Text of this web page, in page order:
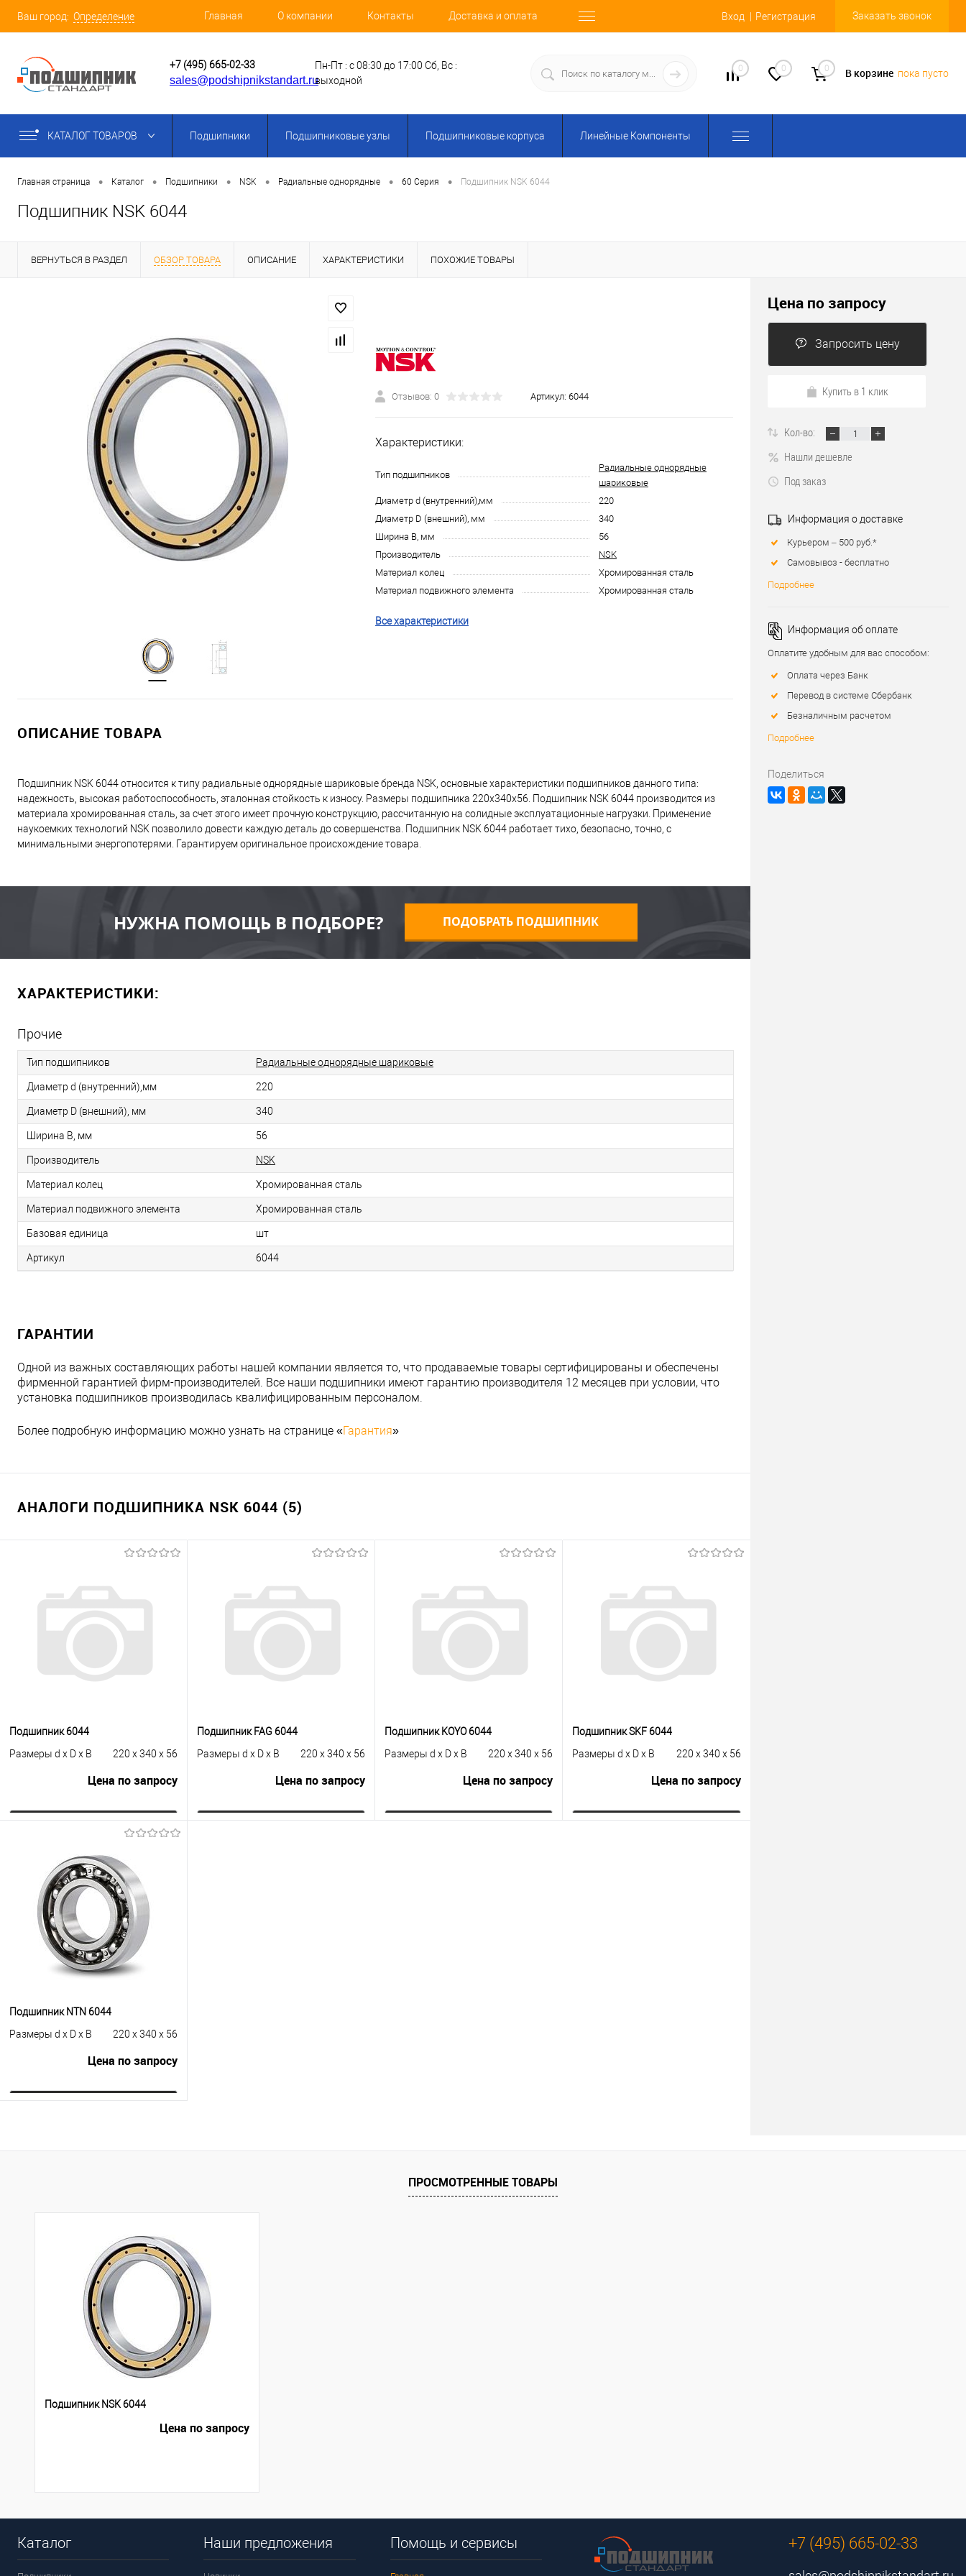
Ваш город: Определение Главная О компании Контакты Доставка и оплата Вход Регистрация Заказать звонок
+7 (495) 665-02-33
sales@podshipnikstandart.ru
Пн-Пт : с 08:30 до 17:00 Сб, Вс :
выходной
0 0 0 В корзине пока пусто
КАТАЛОГ ТОВАРОВ Подшипники Подшипниковые узлы Подшипниковые корпуса Линейные Компоненты
Главная страница • Каталог • Подшипники • NSK • Радиальные однорядные • 60 Серия • Подшипник NSK 6044
Подшипник NSK 6044
ВЕРНУТЬСЯ В РАЗДЕЛ ОБЗОР ТОВАРА ОПИСАНИЕ ХАРАКТЕРИСТИКИ ПОХОЖИЕ ТОВАРЫ
Отзывов: 0 Артикул: 6044
Характеристики:
Тип подшипников
Радиальные однорядные
шариковые
Диаметр d (внутренний),мм
220
Диаметр D (внешний), мм
340
Ширина B, мм
56
Производитель
NSK
Материал колец
Хромированная сталь
Материал подвижного элемента
Хромированная сталь
Все характеристики
ОПИСАНИЕ ТОВАРА
Подшипник NSK 6044 относится к типу радиальные однорядные шариковые бренда NSK, основные характеристики подшипников данного типа:
надежность, высокая работоспособность, эталонная стойкость к износу. Размеры подшипника 220x340x56. Подшипник NSK 6044 производится из
материала хромированная сталь, за счет этого имеет прочную конструкцию, рассчитанную на солидные эксплуатационные нагрузки. Применение
наукоемких технологий NSK позволило довести каждую деталь до совершенства. Подшипник NSK 6044 работает тихо, безопасно, точно, с
минимальными энергопотерями. Гарантируем оригинальное происхождение товара.
НУЖНА ПОМОЩЬ В ПОДБОРЕ? ПОДОБРАТЬ ПОДШИПНИК
ХАРАКТЕРИСТИКИ:
Прочие
Тип подшипников Радиальные однорядные шариковые
Диаметр d (внутренний),мм 220
Диаметр D (внешний), мм 340
Ширина B, мм 56
Производитель NSK
Материал колец Хромированная сталь
Материал подвижного элемента Хромированная сталь
Базовая единица шт
Артикул 6044
ГАРАНТИИ
Одной из важных составляющих работы нашей компании является то, что продаваемые товары сертифицированы и обеспечены
фирменной гарантией фирм-производителей. Все наши подшипники имеют гарантию производителя 12 месяцев при условии, что
установка подшипников производилась квалифицированным персоналом.
Более подробную информацию можно узнать на странице «Гарантия»
АНАЛОГИ ПОДШИПНИКА NSK 6044 (5)
Подшипник 6044
Размеры d x D x B
220 x 340 x 56
Цена по запросу
Запросить цену
Купить в 1 клик
К сравнению
В избранное
Под заказ
Подшипник FAG 6044
Размеры d x D x B
220 x 340 x 56
Цена по запросу
Подшипник KOYO 6044
Размеры d x D x B
220 x 340 x 56
Цена по запросу
Подшипник SKF 6044
Размеры d x D x B
220 x 340 x 56
Цена по запросу
Подшипник NTN 6044
Размеры d x D x B
220 x 340 x 56
Цена по запросу
Купить в 1 клик
К сравнению
Цена по запросу
Запросить цену
Купить в 1 клик
Кол-во:
Нашли дешевле
Под заказ
Информация о доставке
Курьером – 500 руб.*
Самовывоз - бесплатно
Подробнее
Информация об оплате
Оплатите удобным для вас способом:
Оплата через Банк
Перевод в системе Сбербанк
Безналичным расчетом
Подробнее
Поделиться
ПРОСМОТРЕННЫЕ ТОВАРЫ
Подшипник NSK 6044
Цена по запросу
Каталог Наши предложения Помощь и сервисы +7 (495) 665-02-33